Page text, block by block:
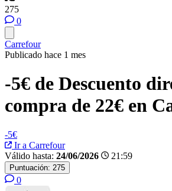
275
0
Carrefour
Publicado hace 1 mes
-5€ de Descuento
compra de 22€ en
-5€
Ir a Carrefour
Válido hasta: 24/06/2026 21:59
Puntuación: 275
0